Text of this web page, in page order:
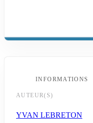
INFORMATIONS
AUTEUR(S)
YVAN LEBRETON